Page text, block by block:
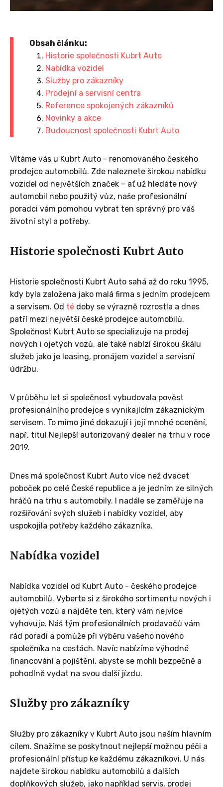
Obsah článku:
Historie společnosti Kubrt Auto
Nabídka vozidel
Služby pro zákazníky
Prodejní a servisní centra
Reference spokojených zákazníků
Novinky a akce
Budoucnost společnosti Kubrt Auto
Vítáme vás u Kubrt Auto - renomovaného českého
prodejce automobilů. Zde naleznete širokou nabídku
vozidel od největších značek – ať už hledáte nový
automobil nebo použitý vůz, naše profesionální
poradci vám pomohou vybrat ten správný pro váš
životní styl a potřeby.
Historie společnosti Kubrt Auto
Historie společnosti Kubrt Auto sahá až do roku 1995,
kdy byla založena jako malá firma s jedním prodejcem
a servisem. Od té doby se výrazně rozrostla a dnes
patří mezi největší české prodejce automobilů.
Společnost Kubrt Auto se specializuje na prodej
nových i ojetých vozů, ale také nabízí širokou škálu
služeb jako je leasing, pronájem vozidel a servisní
údržbu.
V průběhu let si společnost vybudovala pověst
profesionálního prodejce s vynikajícím zákaznickým
servisem. To mimo jiné dokazují i její mnohé ocenění,
např. titul Nejlepší autorizovaný dealer na trhu v roce
2019.
Dnes má společnost Kubrt Auto více než dvacet
poboček po celé České republice a je jedním ze silných
hráčů na trhu s automobily. I nadále se zaměřuje na
rozšiřování svých služeb i nabídky vozidel, aby
uspokojila potřeby každého zákazníka.
Nabídka vozidel
Nabídka vozidel od Kubrt Auto - českého prodejce
automobilů. Vyberte si z širokého sortimentu nových i
ojetých vozů a najděte ten, který vám nejvíce
vyhovuje. Náš tým profesionálních prodavačů vám
rád poradí a pomůže při výběru vašeho nového
společníka na cestách. Navíc nabízíme výhodné
financování a pojištění, abyste se mohli bezpečně a
pohodlně vydat na svou další jízdu.
Služby pro zákazníky
Služby pro zákazníky v Kubrt Auto jsou naším hlavním
cílem. Snažíme se poskytnout nejlepší možnou péči a
profesionální přístup ke každému zákazníkovi. U nás
najdete širokou nabídku automobilů a dalších
doplňkových služeb, jako například servis, prodej